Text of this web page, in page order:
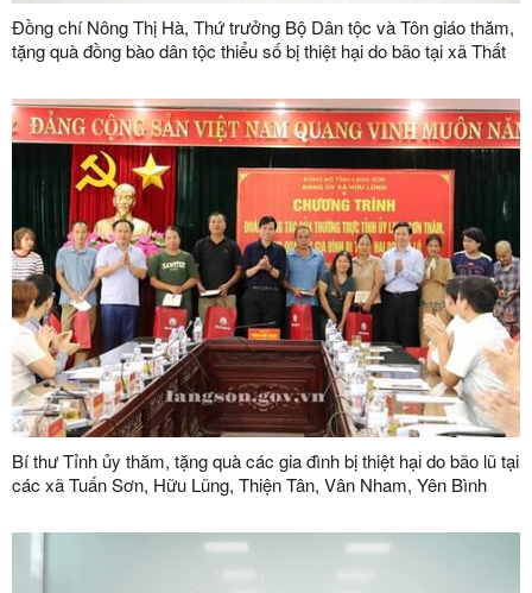
Đồng chí Nông Thị Hà, Thứ trưởng Bộ Dân tộc và Tôn giáo thăm,
tặng quà đồng bào dân tộc thiểu số bị thiệt hại do bão tại xã Thất
Bí thư Tỉnh ủy thăm, tặng quà các gia đình bị thiệt hại do bão lũ tại
các xã Tuấn Sơn, Hữu Lũng, Thiện Tân, Vân Nham, Yên Bình